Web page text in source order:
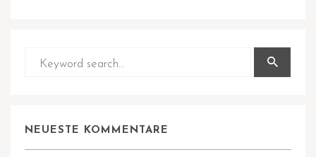
NEUESTE KOMMENTARE